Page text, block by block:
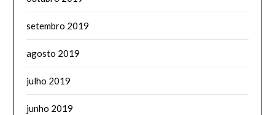
setembro 2019
agosto 2019
julho 2019
junho 2019